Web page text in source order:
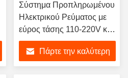
Σύστημα Προπληρωμένου
Ηλεκτρικού Ρεύματος με
εύρος τάσης 110-220V και
Πρότυπο GB/T17215.321-
2008
Πάρτε την καλύτερη